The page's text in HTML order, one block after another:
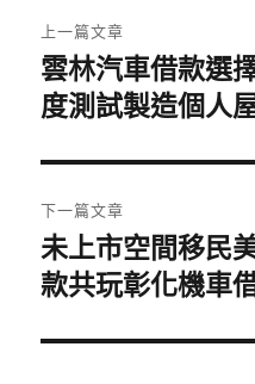
章
導
覽
上一篇文章
上
一
文
章:
雲林汽車借款選
度測試製造個人
下一篇文章
下
一
文
未上市空間移民
款共玩彰化機車